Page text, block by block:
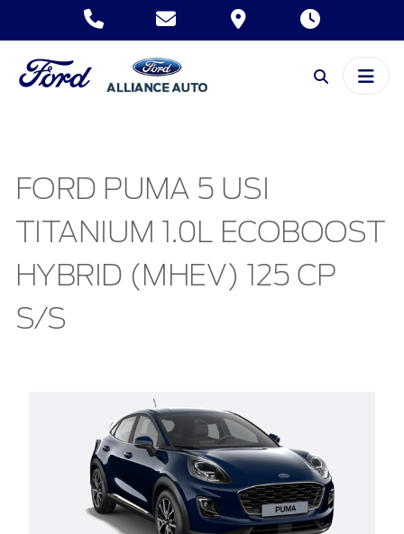
FORD PUMA 5 USI
TITANIUM 1.0L ECOBOOST
HYBRID (MHEV) 125 CP
S/S